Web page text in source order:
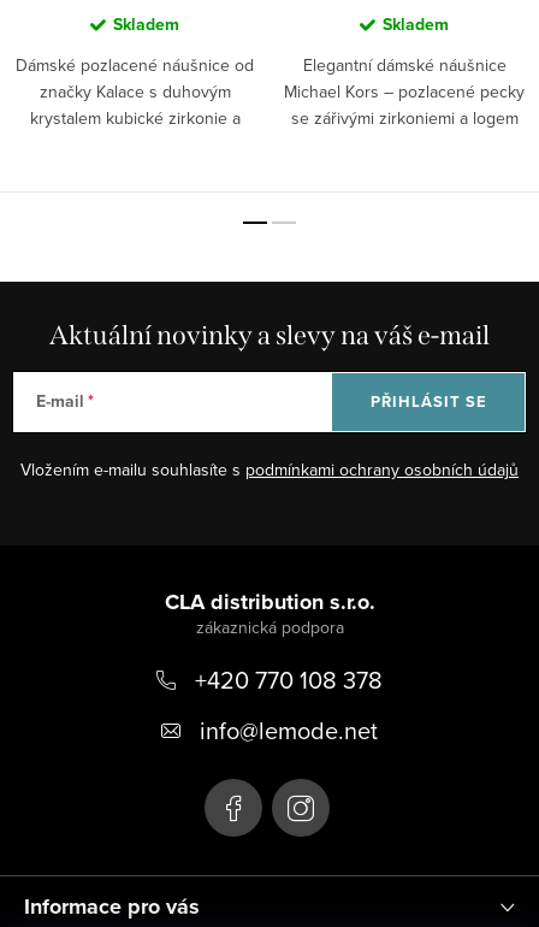
Skladem
Dámské pozlacené náušnice od
značky Kalace s duhovým
krystalem kubické zirkonie a
Skladem
Elegantní dámské náušnice
Michael Kors – pozlacené pecky
se zářivými zirkoniemi a logem
Aktuální novinky a slevy na váš e-mail
E-mail
Vložením e-mailu souhlasíte s podmínkami ochrany osobních údajů
PŘIHLÁSIT SE
Informace pro vás
CLA distribution s.r.o.
+420 770 108 378
info@lemode.net